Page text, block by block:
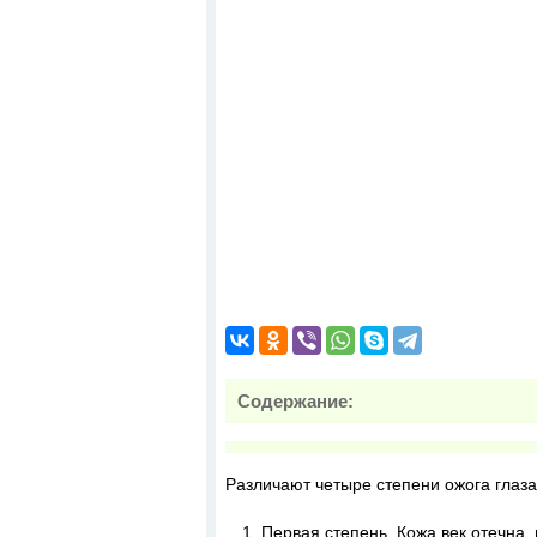
Содержание:
Различают четыре степени ожога глаза.
Первая степень. Кожа век